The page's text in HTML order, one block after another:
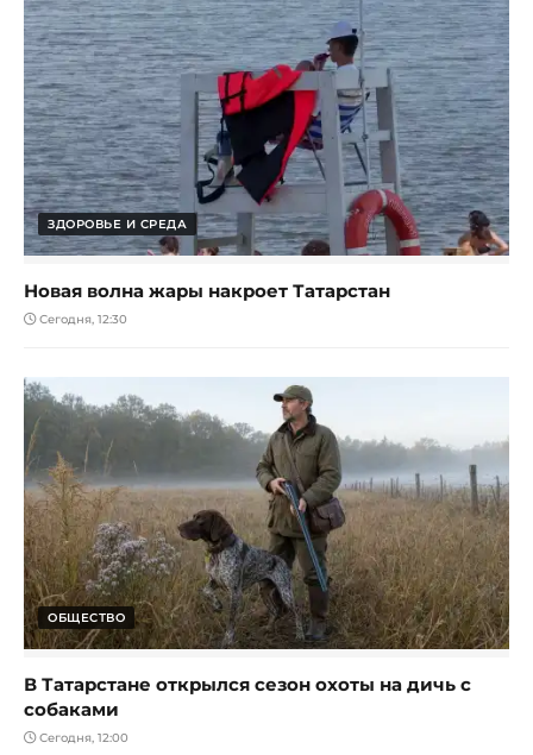
ЗДОРОВЬЕ И СРЕДА
Новая волна жары накроет Татарстан
Сегодня, 12:30
ОБЩЕСТВО
В Татарстане открылся сезон охоты на дичь с
собаками
Сегодня, 12:00